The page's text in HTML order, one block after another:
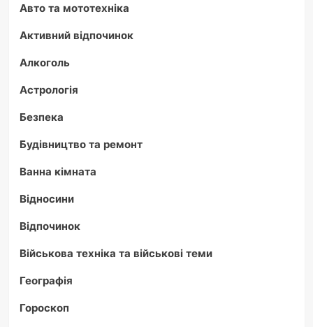
Авто та мототехніка
Активний відпочинок
Алкоголь
Астрологія
Безпека
Будівництво та ремонт
Ванна кімната
Відносини
Відпочинок
Військова техніка та військові теми
Географія
Гороскоп